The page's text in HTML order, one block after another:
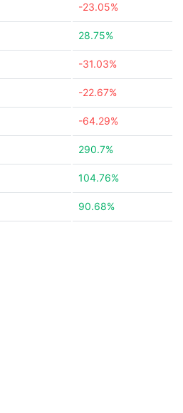
-23.05%
28.75%
-31.03%
-22.67%
-64.29%
290.7%
104.76%
90.68%